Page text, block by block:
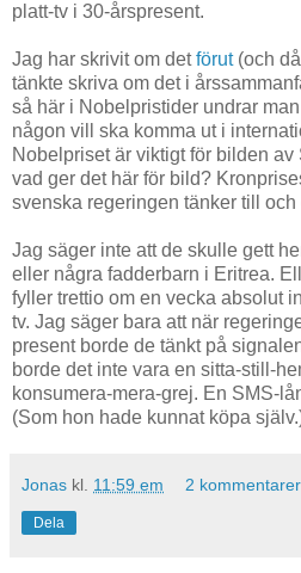
platt-tv i 30-årspresent.
Jag har skrivit om detförut(och
tänkte skriva om det i
så här i Nobelpristider undrar
någon vill ska komma ut i
Nobelpriset är viktigt för bilden
vad ger det här för bild?
svenska regeringen tänker till och
Jag säger inte att de skulle gett
eller några fadderbarn i Eritrea.
fyller trettio om en vecka absolut
tv. Jag säger bara att när
present borde de tänkt på
borde det inte vara en sitta-still-
konsumera-mera-grej. En SMS-
(Som hon hade kunnat köpa
Jonas kl. 11:59 em 2
Dela